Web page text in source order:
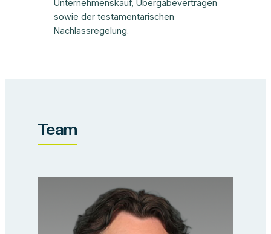
Unternehmenskauf, Übergabeverträgen
sowie der testamentarischen
Nachlassregelung.
Team